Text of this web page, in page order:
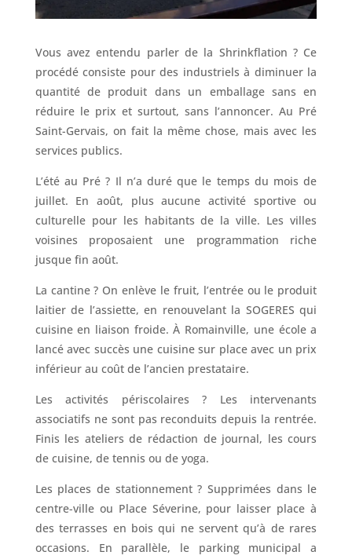
Vous avez entendu parler de la Shrinkflation ? Ce
procédé consiste pour des industriels à diminuer la
quantité de produit dans un emballage sans en
réduire le prix et surtout, sans l’annoncer. Au Pré
Saint-Gervais, on fait la même chose, mais avec les
services publics.
L’été au Pré ? Il n’a duré que le temps du mois de
juillet. En août, plus aucune activité sportive ou
culturelle pour les habitants de la ville. Les villes
voisines proposaient une programmation riche
jusque fin août.
La cantine ? On enlève le fruit, l’entrée ou le produit
laitier de l’assiette, en renouvelant la SOGERES qui
cuisine en liaison froide. À Romainville, une école a
lancé avec succès une cuisine sur place avec un prix
inférieur au coût de l’ancien prestataire.
Les activités périscolaires ? Les intervenants
associatifs ne sont pas reconduits depuis la rentrée.
Finis les ateliers de rédaction de journal, les cours
de cuisine, de tennis ou de yoga.
Les places de stationnement ? Supprimées dans le
centre-ville ou Place Séverine, pour laisser place à
des terrasses en bois qui ne servent qu’à de rares
occasions. En parallèle, le parking municipal a